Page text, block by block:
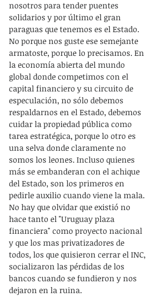
nosotros para tender puentes
solidarios y por último el gran
paraguas que tenemos es el Estado.
No porque nos guste ese semejante
armatoste, porque lo precisamos. En
la economía abierta del mundo
global donde competimos con el
capital financiero y su circuito de
especulación, no sólo debemos
respaldarnos en el Estado, debemos
cuidar la propiedad pública como
tarea estratégica, porque lo otro es
una selva donde claramente no
somos los leones. Incluso quienes
más se embanderan con el achique
del Estado, son los primeros en
pedirle auxilio cuando viene la mala.
No hay que olvidar que existió no
hace tanto el "Uruguay plaza
financiera" como proyecto nacional
y que los mas privatizadores de
todos, los que quisieron cerrar el INC,
socializaron las pérdidas de los
bancos cuando se fundieron y nos
dejaron en la ruina.